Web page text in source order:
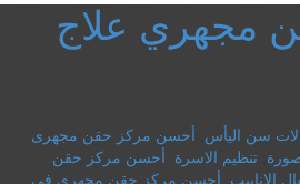
مجهري علاج
سن اليأس
أحسن مركز حقن مجهرى
تنظيم الاسرة
أحسن مركز حقن
الانابيب
أحسن مركز حقن مجهرى فى